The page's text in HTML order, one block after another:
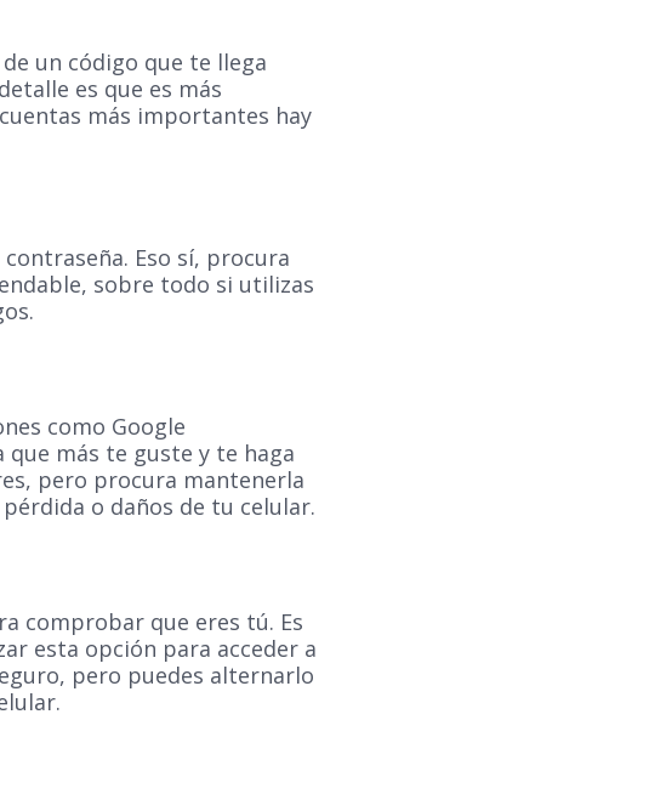
un código que te llega
es que es más
más importantes hay
Eso sí, procura
sobre todo si utilizas
como Google
más te guste y te haga
pero procura mantenerla
o daños de tu celular.
comprobar que eres tú. Es
esta opción para acceder a
pero puedes alternarlo